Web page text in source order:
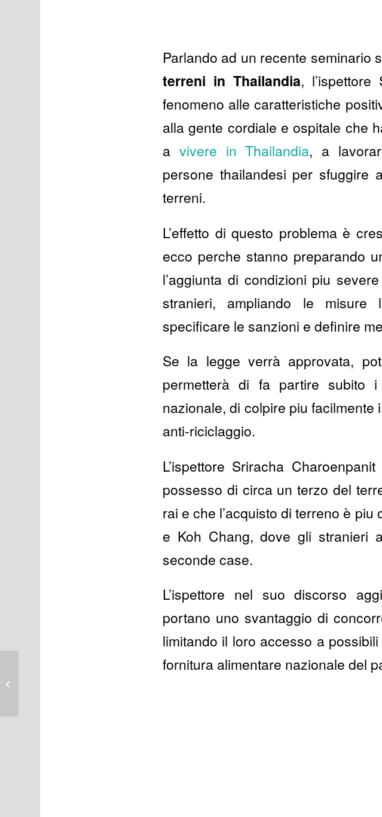
Parlando ad un recente seminario
terreni in Thailandia,
fenomeno alle caratteristiche
alla gente cordiale e ospitale che
a vivere in Thailandia, a
persone thailandesi per sfuggire
terreni.
L’effetto di questo problema è
ecco perche stanno preparando
l’aggiunta di condizioni piu
stranieri, ampliando le misure
specificare le sanzioni e definire
Se la legge verrà approvata,
permetterà di fa partire subito
nazionale, di colpire piu
anti-riciclaggio.
L’ispettore Sriracha
possesso di circa un terzo del
rai e che l’acquisto di terreno è
e Koh Chang, dove gli stranieri
seconde case.
L’ispettore nel suo discorso
portano uno svantaggio di
limitando il loro accesso a
fornitura alimentare nazionale del